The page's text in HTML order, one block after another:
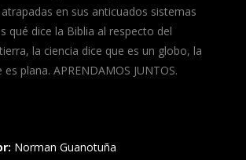
en sus anticuados sistemas
qué dice la Biblia al respecto del
la ciencia dice que es un globo, la
es plana. APRENDAMOS JUNTOS.
Norman Guanotuña